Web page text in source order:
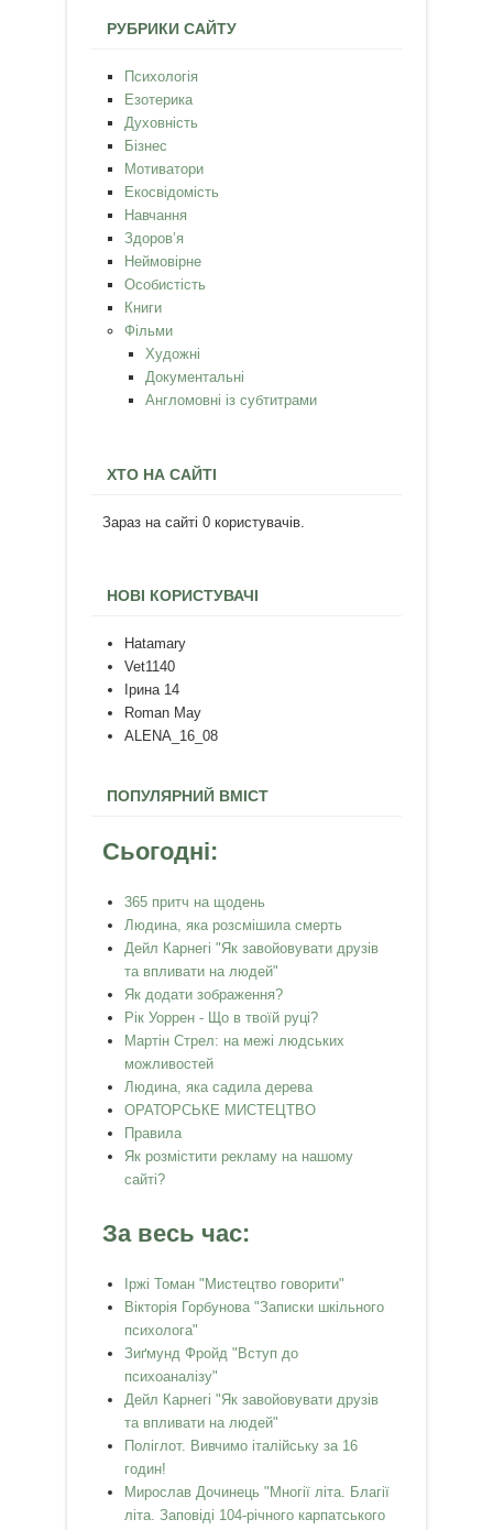
РУБРИКИ САЙТУ
Психологія
Езотерика
Духовність
Бізнес
Мотиватори
Екосвідомість
Навчання
Здоров’я
Неймовірне
Особистість
Книги
Фільми
Художні
Документальні
Англомовні із субтитрами
ХТО НА САЙТІ
Зараз на сайті 0 користувачів.
НОВІ КОРИСТУВАЧІ
Hatamary
Vet1140
Ірина 14
Roman May
ALENA_16_08
ПОПУЛЯРНИЙ ВМІСТ
Сьогодні:
365 притч на щодень
Людина, яка розсмішила смерть
Дейл Карнегі "Як завойовувати друзів
та впливати на людей"
Як додати зображення?
Рік Уоррен - Що в твоїй руці?
Мартін Стрел: на межі людських
можливостей
Людина, яка садила дерева
ОРАТОРСЬКЕ МИСТЕЦТВО
Правила
Як розмістити рекламу на нашому
сайті?
За весь час:
Іржі Томан "Мистецтво говорити"
Вікторія Горбунова "Записки шкільного
психолога"
Зиґмунд Фройд "Вступ до
психоаналізу"
Дейл Карнегі "Як завойовувати друзів
та впливати на людей"
Поліглот. Вивчимо італійську за 16
годин!
Мирослав Дочинець "Многії літа. Благії
літа. Заповіді 104-річного карпатського